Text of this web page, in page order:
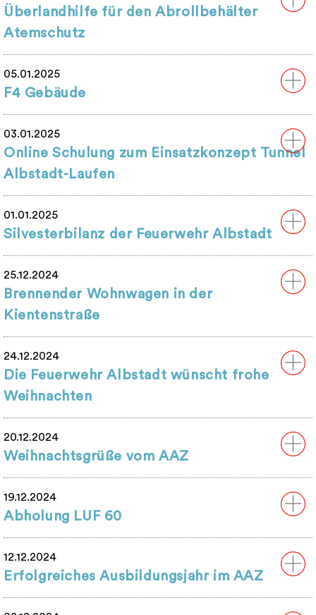
Überlandhilfe für den Abrollbehälter
Atemschutz
05.01.2025
F4 Gebäude
03.01.2025
Online Schulung zum Einsatzkonzept Tunnel
Albstadt-Laufen
01.01.2025
Silvesterbilanz der Feuerwehr Albstadt
25.12.2024
Brennender Wohnwagen in der
Kientenstraße
24.12.2024
Die Feuerwehr Albstadt wünscht frohe
Weihnachten
20.12.2024
Weihnachtsgrüße vom AAZ
19.12.2024
Abholung LUF 60
12.12.2024
Erfolgreiches Ausbildungsjahr im AAZ